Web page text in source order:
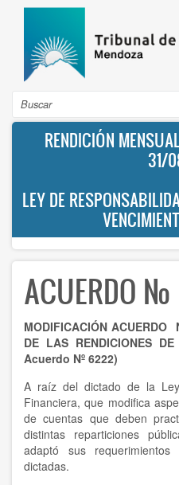
Pasar
contenido
principal
Buscar
RENDICIÓN
31/
LEY DE
ACUERDO
MODIFICACIÓN
DE LAS RENDICIONES
Acuerdo Nº 6222)
A raíz del dictado de la
Financiera, que modifica
de cuentas que deben
distintas reparticiones
adaptó sus
dictadas.